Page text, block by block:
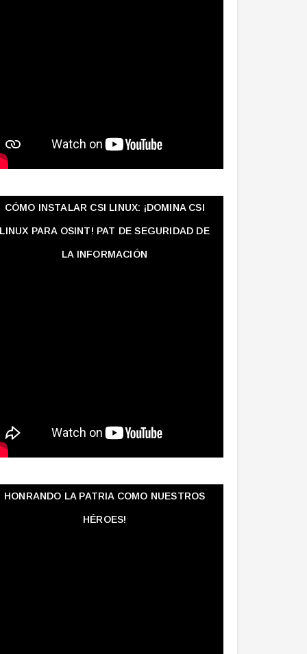
CÓMO INSTALAR CSI LINUX: ¡DOMINA CSI
LINUX PARA OSINT! PAT DE SEGURIDAD DE
LA INFORMACIÓN
HONRANDO LA PATRIA COMO NUESTROS
HÉROES!